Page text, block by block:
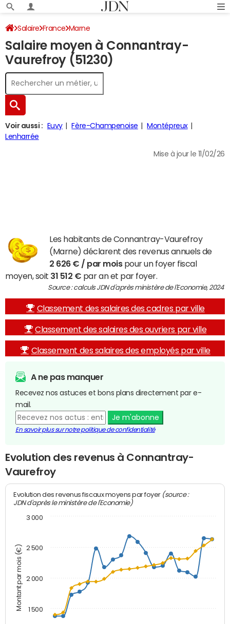
Salaire France Marne
Salaire moyen à Connantray-
Vaurefroy (51230)
Voir aussi : Euvy Fère-Champenoise
Montépreux
Lenharrée
Mise à jour le 11/02/26
Les habitants de Connantray-Vaurefroy
(Marne) déclarent des revenus annuels de
2 626 € / par moispour un foyer fiscal
moyen, soit 31 512 € par an et par foyer.
Source : calculs JDN d'après ministère de l'Economie, 2024
Classement des salaires des cadres par ville
Classement des salaires des ouvriers par ville
Classement des salaires des employés par ville
A ne pas manquer
Recevez nos astuces et bons plans directement par e-
mail.
Je m'abonne
En savoir plus sur notre politique de confidentialité
Evolution des revenus à Connantray-
Vaurefroy
Montant par mois (€)
Evolution des revenus fiscaux moyens par foyer (source :
JDN d'après le ministère de l'Economie)
1 500
2 000
2 500
3 000